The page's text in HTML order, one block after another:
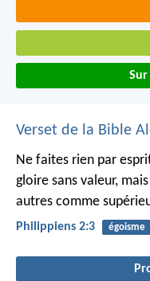
Verset de la Bible
Ne faites rien par
gloire sans valeur,
autres comme
Philippiens 2:3 égoisme